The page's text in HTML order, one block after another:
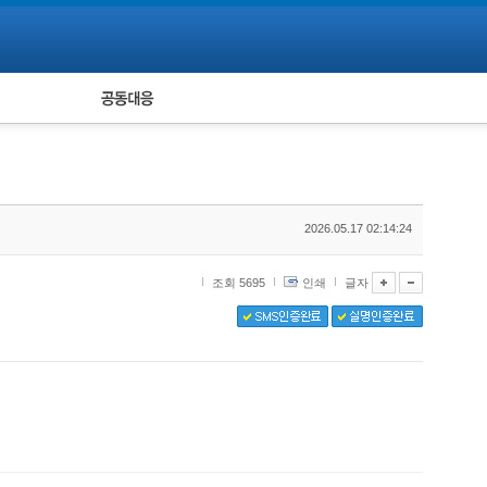
피해자 공동대응
2026.05.17 02:14:24
조회 5695 인쇄 글자